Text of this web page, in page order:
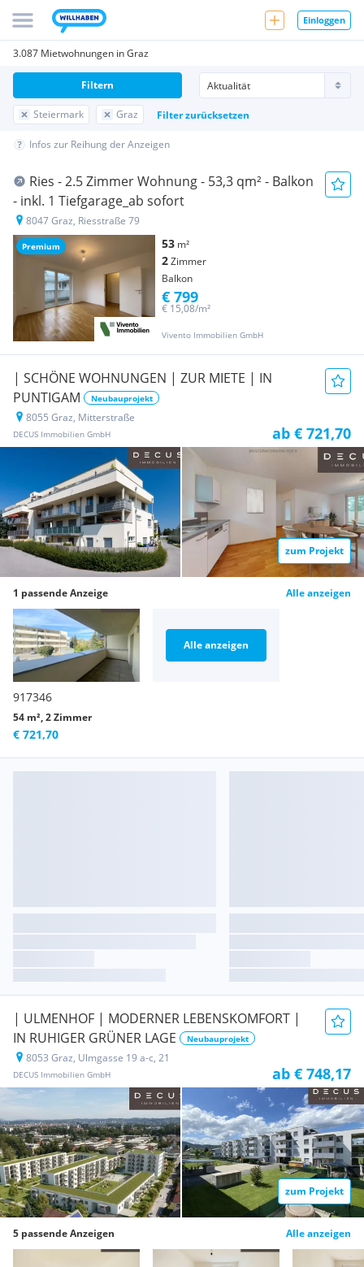
Einloggen
3.087 Mietwohnungen in Graz
Steiermark Graz Filter zurücksetzen
Filtern
Infos zur Reihung der Anzeigen
Premium
Ries - 2.5 Zimmer Wohnung - 53,3 qm² - Balkon
- inkl. 1 Tiefgarage_ab sofort
8047 Graz, Riesstraße 79
53 m²
2Zimmer
Balkon
Vivento Immobilien GmbH
€ 15,08/m²
€ 799
| SCHÖNE WOHNUNGEN | ZUR MIETE | IN
PUNTIGAM
Neubauprojekt
8055 Graz, Mitterstraße
DECUS Immobilien GmbH ab € 721,70
zum Projekt
1 passende Anzeige Alle anzeigen
917346
54 m², 2 Zimmer
€ 721,70
Alle anzeigen
| ULMENHOF | MODERNER LEBENSKOMFORT |
IN RUHIGER GRÜNER LAGE
Neubauprojekt
8053 Graz, Ulmgasse 19 a-c, 21
DECUS Immobilien GmbH ab € 748,17
zum Projekt
5 passende Anzeigen Alle anzeigen